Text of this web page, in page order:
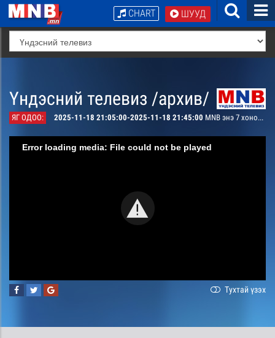
ШУУД
CHART
Үндэсний телевиз /архив/
ЯГ ОДОО: 2025-11-18 21:05:00-2025-11-18 21:45:00 MNB энэ 7 хоногт
Error loading media: File could not be played
Тухтай үзэх